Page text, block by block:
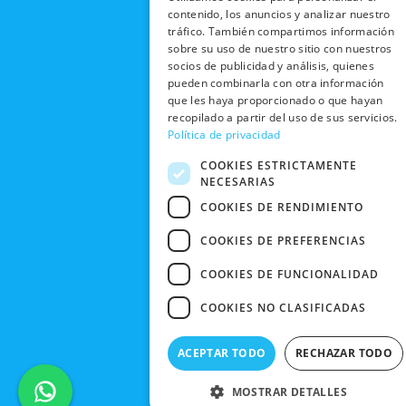
m
TRABAJA
CON
NOSOTROS
NUESTRAS
TIENDAS
BLACK
FRIDAY
CONTACTO
RECOGIDA
EN TIENDA
DEVOLUCIONES
Y CAMBIOS
CANCELAR
PEDIDO
POLÍTICA DE
PRIVACIDAD
CONDICIONES
DE COMPRA
contenido, los anuncios y analizar nuestro
tráfico. También compartimos información
sobre su uso de nuestro sitio con nuestros
socios de publicidad y análisis, quienes
pueden combinarla con otra información
que les haya proporcionado o que hayan
recopilado a partir del uso de sus servicios.
Política de privacidad
COOKIES ESTRICTAMENTE
NECESARIAS
COOKIES DE RENDIMIENTO
COOKIES DE PREFERENCIAS
COOKIES DE FUNCIONALIDAD
COOKIES NO CLASIFICADAS
ACEPTAR TODO RECHAZAR TODO
MOSTRAR DETALLES